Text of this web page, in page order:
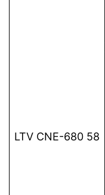
LTV CNE-680 58